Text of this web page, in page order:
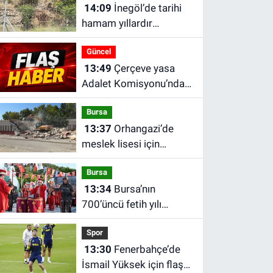
14:09
hamam yıllardır
restorasyon bekliyor
Güncel
13:49
Adalet Komisyonu’ndan
geçti: İşte
düzenlemenin detayları
Bursa
13:37
meslek lisesi için
dönüşüm başladı: Eski
atölye ve sınıflar
yıkılıyor
Bursa
13:34Bursa’nın
700’üncü fetih yılı
coşkusu Keles’e taşındı
Spor
13:30
İsmail Yüksek için flaş